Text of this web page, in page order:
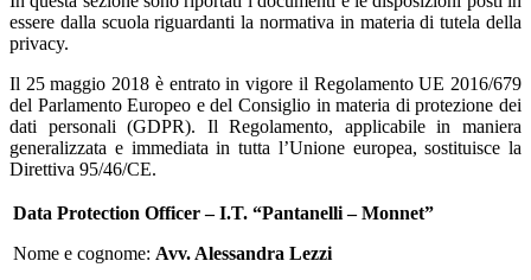
essere dalla scuola riguardanti la normativa in materia di tutela della
privacy.
Il 25 maggio 2018 è entrato in vigore il Regolamento UE 2016/679
del Parlamento Europeo e del Consiglio in materia di protezione dei
dati personali (GDPR). Il Regolamento, applicabile in maniera
generalizzata e immediata in tutta l’Unione europea, sostituisce la
Direttiva 95/46/CE.
Data Protection Officer – I.T. “Pantanelli – Monnet”
Nome e cognome: Avv. Alessandra Lezzi